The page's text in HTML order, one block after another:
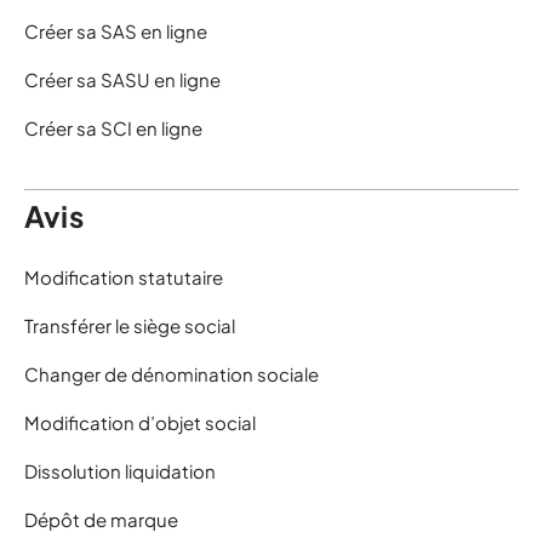
Créer sa SAS en ligne
Créer sa SASU en ligne
Créer sa SCI en ligne
Avis
Modification statutaire
Transférer le siège social
Changer de dénomination sociale
Modification d’objet social
Dissolution liquidation
Dépôt de marque